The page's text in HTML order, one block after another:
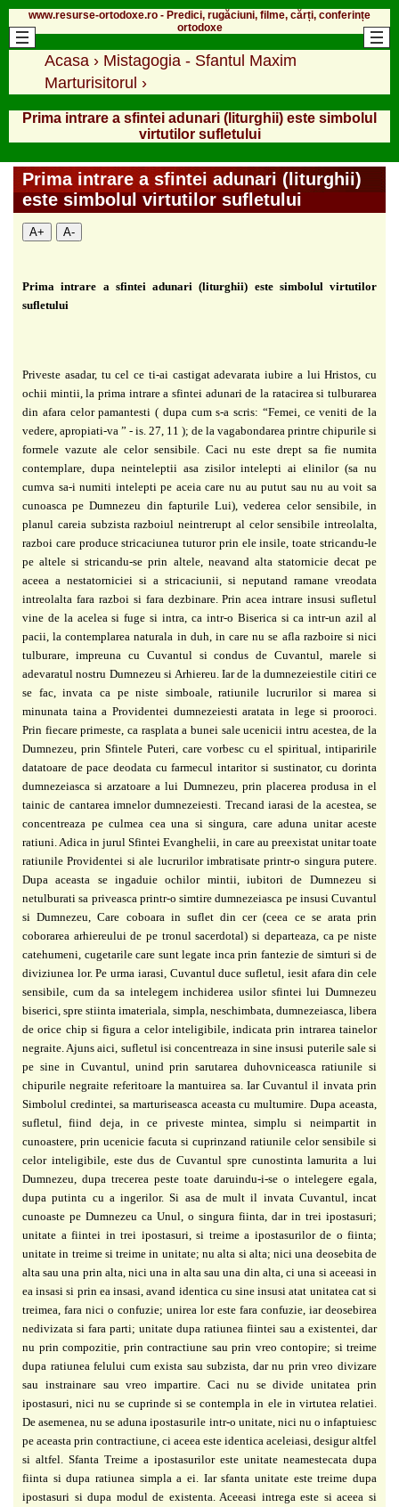
www.resurse-ortodoxe.ro - Predici, rugăciuni, filme, cărți, conferințe
ortodoxe
Acasa › Mistagogia - Sfantul Maxim
Marturisitorul ›
Prima intrare a sfintei adunari (liturghii) este simbolul
virtutilor sufletului
Prima intrare a sfintei adunari (liturghii)
este simbolul virtutilor sufletului
A+ A-
Prima intrare a sfintei adunari (liturghii) este simbolul virtutilor
sufletului
Priveste asadar, tu cel ce ti-ai castigat adevarata iubire a lui Hristos, cu
ochii mintii, la prima intrare a sfintei adunari de la ratacirea si tulburarea
din afara celor pamantesti ( dupa cum s-a scris: “Femei, ce veniti de la
vedere, apropiati-va ” - is. 27, 11 ); de la vagabondarea printre chipurile si
formele vazute ale celor sensibile. Caci nu este drept sa fie numita
contemplare, dupa neinteleptii asa zisilor intelepti ai elinilor (sa nu
cumva sa-i numiti intelepti pe aceia care nu au putut sau nu au voit sa
cunoasca pe Dumnezeu din fapturile Lui), vederea celor sensibile, in
planul careia subzista razboiul neintrerupt al celor sensibile intreolalta,
razboi care produce stricaciunea tuturor prin ele insile, toate stricandu-le
pe altele si stricandu-se prin altele, neavand alta statornicie decat pe
aceea a nestatorniciei si a stricaciunii, si neputand ramane vreodata
intreolalta fara razboi si fara dezbinare. Prin acea intrare insusi sufletul
vine de la acelea si fuge si intra, ca intr-o Biserica si ca intr-un azil al
pacii, la contemplarea naturala in duh, in care nu se afla razboire si nici
tulburare, impreuna cu Cuvantul si condus de Cuvantul, marele si
adevaratul nostru Dumnezeu si Arhiereu. Iar de la dumnezeiestile citiri ce
se fac, invata ca pe niste simboale, ratiunile lucrurilor si marea si
minunata taina a Providentei dumnezeiesti aratata in lege si prooroci.
Prin fiecare primeste, ca rasplata a bunei sale ucenicii intru acestea, de la
Dumnezeu, prin Sfintele Puteri, care vorbesc cu el spiritual, intiparirile
datatoare de pace deodata cu farmecul intaritor si sustinator, cu dorinta
dumnezeiasca si arzatoare a lui Dumnezeu, prin placerea produsa in el
tainic de cantarea imnelor dumnezeiesti. Trecand iarasi de la acestea, se
concentreaza pe culmea cea una si singura, care aduna unitar aceste
ratiuni. Adica in jurul Sfintei Evanghelii, in care au preexistat unitar toate
ratiunile Providentei si ale lucrurilor imbratisate printr-o singura putere.
Dupa aceasta se ingaduie ochilor mintii, iubitori de Dumnezeu si
netulburati sa priveasca printr-o simtire dumnezeiasca pe insusi Cuvantul
si Dumnezeu, Care coboara in suflet din cer (ceea ce se arata prin
coborarea arhiereului de pe tronul sacerdotal) si departeaza, ca pe niste
catehumeni, cugetarile care sunt legate inca prin fantezie de simturi si de
diviziunea lor. Pe urma iarasi, Cuvantul duce sufletul, iesit afara din cele
sensibile, cum da sa intelegem inchiderea usilor sfintei lui Dumnezeu
biserici, spre stiinta imateriala, simpla, neschimbata, dumnezeiasca, libera
de orice chip si figura a celor inteligibile, indicata prin intrarea tainelor
negraite. Ajuns aici, sufletul isi concentreaza in sine insusi puterile sale si
pe sine in Cuvantul, unind prin sarutarea duhovniceasca ratiunile si
chipurile negraite referitoare la mantuirea sa. Iar Cuvantul il invata prin
Simbolul credintei, sa marturiseasca aceasta cu multumire. Dupa aceasta,
sufletul, fiind deja, in ce priveste mintea, simplu si neimpartit in
cunoastere, prin ucenicie facuta si cuprinzand ratiunile celor sensibile si
celor inteligibile, este dus de Cuvantul spre cunostinta lamurita a lui
Dumnezeu, dupa trecerea peste toate daruindu-i-se o intelegere egala,
dupa putinta cu a ingerilor. Si asa de mult il invata Cuvantul, incat
cunoaste pe Dumnezeu ca Unul, o singura fiinta, dar in trei ipostasuri;
unitate a fiintei in trei ipostasuri, si treime a ipostasurilor de o fiinta;
unitate in treime si treime in unitate; nu alta si alta; nici una deosebita de
alta sau una prin alta, nici una in alta sau una din alta, ci una si aceeasi in
ea insasi si prin ea insasi, avand identica cu sine insusi atat unitatea cat si
treimea, fara nici o confuzie; unirea lor este fara confuzie, iar deosebirea
nedivizata si fara parti; unitate dupa ratiunea fiintei sau a existentei, dar
nu prin compozitie, prin contractiune sau prin vreo contopire; si treime
dupa ratiunea felului cum exista sau subzista, dar nu prin vreo divizare
sau instrainare sau vreo impartire. Caci nu se divide unitatea prin
ipostasuri, nici nu se cuprinde si se contempla in ele in virtutea relatiei.
De asemenea, nu se aduna ipostasurile intr-o unitate, nici nu o infaptuiesc
pe aceasta prin contractiune, ci aceea este identica aceleiasi, desigur altfel
si altfel. Sfanta Treime a ipostasurilor este unitate neamestecata dupa
fiinta si dupa ratiunea simpla a ei. Iar sfanta unitate este treime dupa
ipostasuri si dupa modul de existenta. Aceeasi intrega este si aceea si